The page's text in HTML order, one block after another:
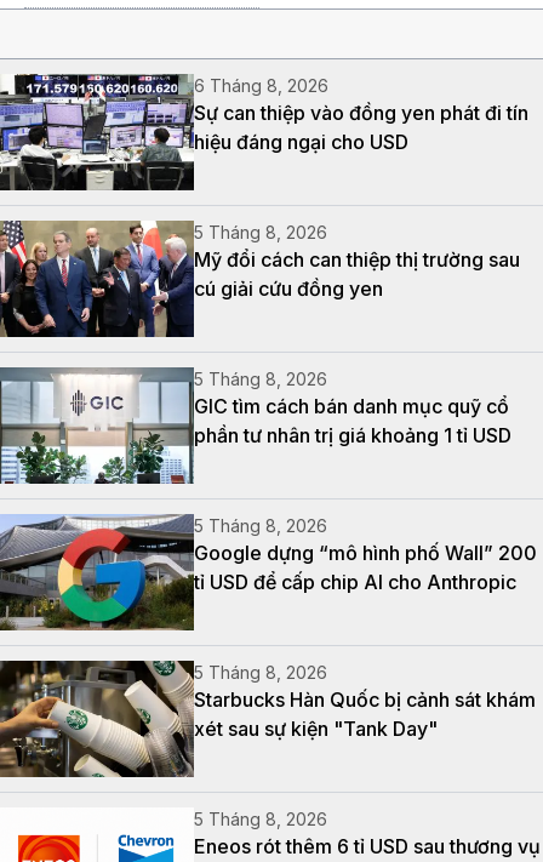
6 Tháng 8, 2026
Sự can thiệp vào đồng yen phát đi tín
hiệu đáng ngại cho USD
5 Tháng 8, 2026
Mỹ đổi cách can thiệp thị trường sau
cú giải cứu đồng yen
5 Tháng 8, 2026
GIC tìm cách bán danh mục quỹ cổ
phần tư nhân trị giá khoảng 1 tỉ USD
5 Tháng 8, 2026
Google dựng “mô hình phố Wall” 200
tỉ USD để cấp chip AI cho Anthropic
5 Tháng 8, 2026
Starbucks Hàn Quốc bị cảnh sát khám
xét sau sự kiện "Tank Day"
5 Tháng 8, 2026
Eneos rót thêm 6 tỉ USD sau thương vụ